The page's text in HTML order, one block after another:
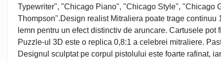
Typewriter", "Chicago Piano", "Chicago Style", "Chicago
Thompson".Design realist Mitraliera poate trage
lemn pentru un efect distinctiv de aruncare. Cartusele
Puzzle-ul 3D este o replica 0,8:1 a celebrei mitraliere.
Designul sculptat pe corpul pistolului este foarte rafinat,